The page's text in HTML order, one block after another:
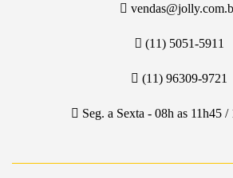
(11) 5051-5911
(11) 96309-9721
Seg. a Sexta - 08h as 11h45 /